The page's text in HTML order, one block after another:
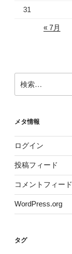
31
« 7月
索:
メタ情報
ログイン
投稿フィード
コメントフィード
WordPress.org
タグ